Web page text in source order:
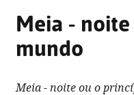
Meia -
mundo
Meia - noite ou o